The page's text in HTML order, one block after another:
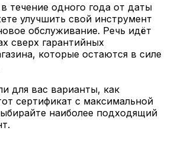
течение одного года от даты
улучшить свой инструмент
обслуживание. Речь идёт
сверх гарантийных
которые остаются в силе
для вас варианты, как
сертификат с максимальной
наиболее подходящий